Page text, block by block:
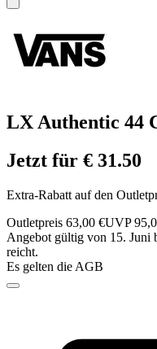
LX Authentic 44
Jetzt für € 31.50
Extra-Rabatt auf den
Outletpreis 63,00 €UVP
Angebot gültig von 15. Juni
reicht.
Es gelten die AGB